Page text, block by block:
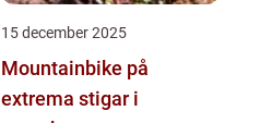
15 december 2025
Mountainbike på
extrema stigar i